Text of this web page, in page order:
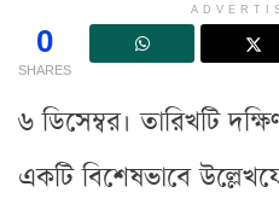
0
SHARES
৬ ডিসেম্বর। তারিখটি
একটি বিশেষভাবে